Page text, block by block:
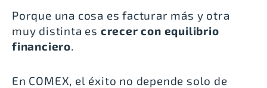
Porque una cosa es facturar más y otra
muy distinta es crecer con equilibrio
financiero.
En COMEX, el éxito no depende solo de